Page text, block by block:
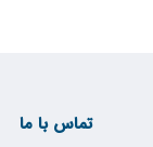
تماس با ما